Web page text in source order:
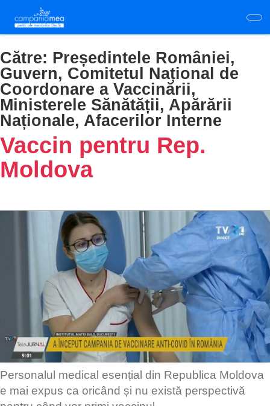
main
content
Către: Președintele României,
Guvern, Comitetul Național de
Coordonare a Vaccinării,
Ministerele Sănătății, Apărării
Naționale, Afacerilor Interne
Vaccin pentru Rep.
Moldova
Personalul medical esențial din Republica Moldova
e mai expus ca oricând și nu există perspectivă